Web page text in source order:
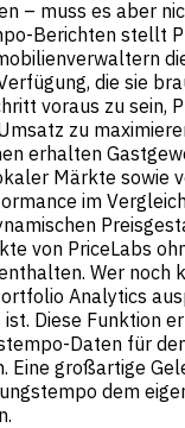
– muss es aber
Berichten stellt
die sie
voraus zu sein,
zu
erhalten
Märkte sowie
im
von PriceLabs
Wer noch
Analytics
Diese Funktion
Daten für
Eine großartige
dem